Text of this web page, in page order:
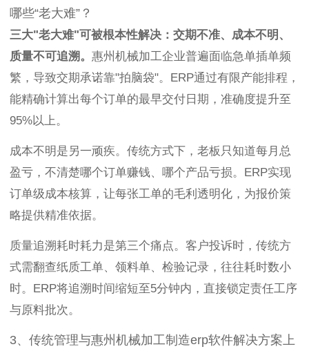
哪些“老大难”？
三大"老大难"可被根本性解决：交期不准、成本不明、
质量不可追溯。 惠州机械加工企业普遍面临急单插单频
繁，导致交期承诺靠"拍脑袋"。ERP通过有限产能排程，
能精确计算出每个订单的最早交付日期，准确度提升至
95%以上。
成本不明是另一顽疾。传统方式下，老板只知道每月总
盈亏，不清楚哪个订单赚钱、哪个产品亏损。ERP实现
订单级成本核算，让每张工单的毛利透明化，为报价策
略提供精准依据。
质量追溯耗时耗力是第三个痛点。客户投诉时，传统方
式需翻查纸质工单、领料单、检验记录，往往耗时数小
时。ERP将追溯时间缩短至5分钟内，直接锁定责任工序
与原料批次。
3、传统管理与惠州机械加工制造erp软件解决方案上